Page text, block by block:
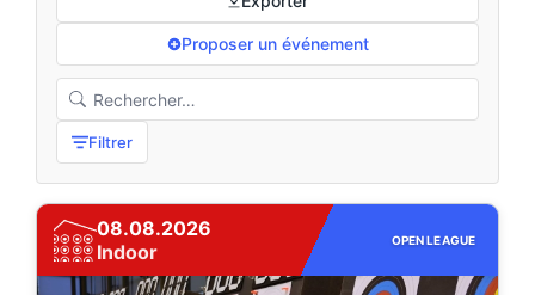
Proposer un événement
Filtrer
08.08.2026
Indoor
OPEN LEAGUE